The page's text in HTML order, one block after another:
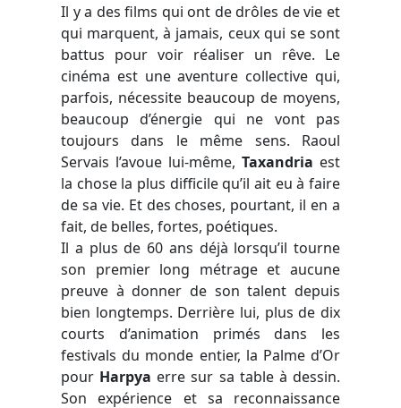
Il y a des films qui ont de drôles de vie et
qui marquent, à jamais, ceux qui se sont
battus pour voir réaliser un rêve. Le
cinéma est une aventure collective qui,
parfois, nécessite beaucoup de moyens,
beaucoup d’énergie qui ne vont pas
toujours dans le même sens. Raoul
Servais l’avoue lui-même, Taxandria est
la chose la plus difficile qu’il ait eu à faire
de sa vie. Et des choses, pourtant, il en a
fait, de belles, fortes, poétiques.
Il a plus de 60 ans déjà lorsqu’il tourne
son premier long métrage et aucune
preuve à donner de son talent depuis
bien longtemps. Derrière lui, plus de dix
courts d’animation primés dans les
festivals du monde entier, la Palme d’Or
pour Harpya erre sur sa table à dessin.
Son expérience et sa reconnaissance